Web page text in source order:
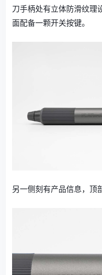
刀手柄处有立体防滑纹理
面配备一颗开关按键。
另一侧刻有产品信息，顶